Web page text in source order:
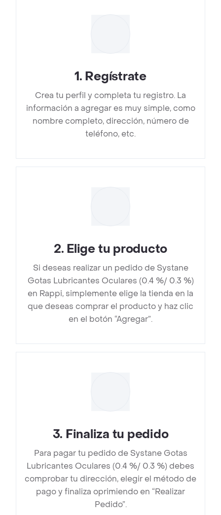
1. Regístrate
Crea tu perfil y completa tu registro. La
información a agregar es muy simple, como
nombre completo, dirección, número de
teléfono, etc.
2. Elige tu producto
Si deseas realizar un pedido de Systane
Gotas Lubricantes Oculares (0.4 %/ 0.3 %)
en Rappi, simplemente elige la tienda en la
que deseas comprar el producto y haz clic
en el botón “Agregar”.
3. Finaliza tu pedido
Para pagar tu pedido de Systane Gotas
Lubricantes Oculares (0.4 %/ 0.3 %) debes
comprobar tu dirección, elegir el método de
pago y finaliza oprimiendo en “Realizar
Pedido”.